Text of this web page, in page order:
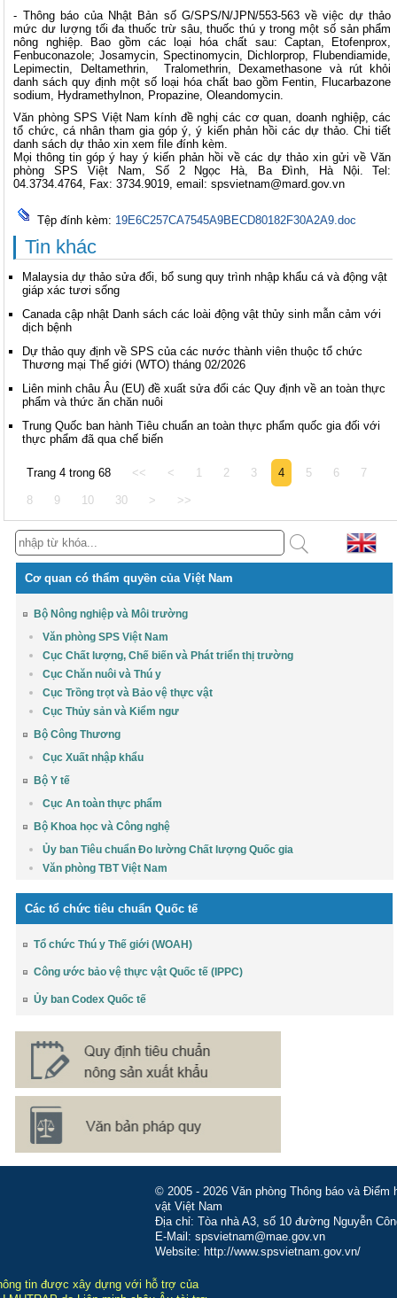
- Thông báo của Nhật Bản số G/SPS/N/JPN/553-563 về việc dự thảo
mức dư lượng tối đa thuốc trừ sâu, thuốc thú y trong một số sản phẩm
nông nghiệp. Bao gồm các loại hóa chất sau: Captan, Etofenprox,
Fenbuconazole; Josamycin, Spectinomycin, Dichlorprop, Flubendiamide,
Lepimectin, Deltamethrin, Tralomethrin, Dexamethasone và rút khỏi
danh sách quy định một số loại hóa chất bao gồm Fentin, Flucarbazone
sodium, Hydramethylnon, Propazine, Oleandomycin.
Văn phòng SPS Việt Nam kính đề nghị các cơ quan, doanh nghiệp, các
tổ chức, cá nhân tham gia góp ý, ý kiến phản hồi các dự thảo. Chi tiết
danh sách dự thảo xin xem file đính kèm.
Mọi thông tin góp ý hay ý kiến phản hồi về các dự thảo xin gửi về Văn
phòng SPS Việt Nam, Số 2 Ngọc Hà, Ba Đình, Hà Nội. Tel:
04.3734.4764, Fax: 3734.9019, email:spsvietnam@mard.gov.vn
Tệp đính kèm: 19E6C257CA7545A9BECD80182F30A2A9.doc
Tin khác
Malaysia dự thảo sửa đổi, bổ sung quy trình nhập khẩu cá và động vật
giáp xác tươi sống
Canada cập nhật Danh sách các loài động vật thủy sinh mẫn cảm với
dịch bệnh
Dự thảo quy định về SPS của các nước thành viên thuộc tổ chức
Thương mại Thế giới (WTO) tháng 02/2026
Liên minh châu Âu (EU) đề xuất sửa đổi các Quy định về an toàn thực
phẩm và thức ăn chăn nuôi
Trung Quốc ban hành Tiêu chuẩn an toàn thực phẩm quốc gia đối với
thực phẩm đã qua chế biến
Trang 4 trong 68 << < 1 2 3 4 5 6 7
8 9 10 30 > >>
Cơ quan có thẩm quyền của Việt Nam
Bộ Nông nghiệp và Môi trường
Văn phòng SPS Việt Nam
Cục Chất lượng, Chế biến và Phát triển thị trường
Cục Chăn nuôi và Thú y
Cục Trồng trọt và Bảo vệ thực vật
Cục Thủy sản và Kiểm ngư
Bộ Công Thương
Cục Xuất nhập khẩu
Bộ Y tế
Cục An toàn thực phẩm
Bộ Khoa học và Công nghệ
Ủy ban Tiêu chuẩn Đo lường Chất lượng Quốc gia
Văn phòng TBT Việt Nam
Các tổ chức tiêu chuẩn Quốc tế
Tổ chức Thú y Thế giới (WOAH)
Công ước bảo vệ thực vật Quốc tế (IPPC)
Ủy ban Codex Quốc tế
© 2005 - 2026 Văn phòng Thông báo và
vật Việt Nam
Địa chỉ: Tòa nhà A3, số 10 đường Nguyễn
E-Mail: spsvietnam@mae.gov.vn
Website: http://www.spsvietnam.gov.vn/
tin được xây dựng với hỗ trợ của